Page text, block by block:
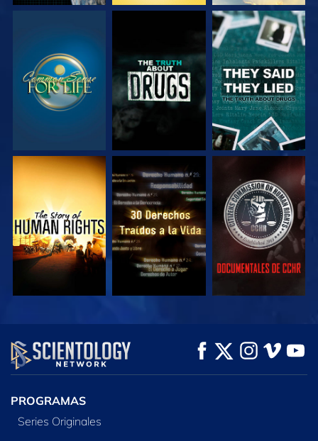
VE VE
VE VE VE
VE
EXPLORA LAS
SERIES
PROGRAMAS
Series Originales